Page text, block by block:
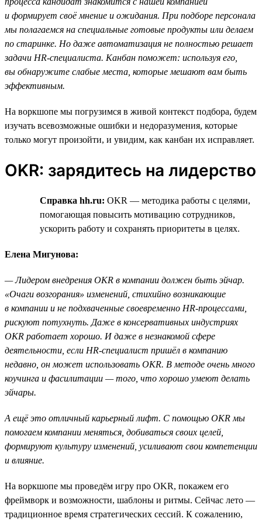
и формирует своё мнение и ожидания. При подборе персонала
мы полагаемся на специальные готовые продукты или делаем
по старинке. Но даже автоматизация не полностью решает
задачи HR-специалиста. Канбан поможет: используя его,
вы обнаружите слабые места, которые мешают вам быть
эффективным.
На воркшопе мы погрузимся в живой контекст подбора, будем
изучать всевозможные ошибки и недоразумения, которые
только могут произойти, и увидим, как канбан их исправляет.
OKR: зарядитесь на лидерство
Справка hh.ru: OKR — методика работы с целями,
помогающая повысить мотивацию сотрудников,
ускорить работу и сохранять приоритеты в целях.
Елена Мигунова:
— Лидером внедрения OKR в компании должен быть эйчар.
«Очаги возгорания» изменений, стихийно возникающие
в компании и не подхваченные своевременно HR-процессами,
рискуют потухнуть. Даже в консервативных индустриях
OKR работает хорошо. И даже в незнакомой сфере
деятельности, если HR-специалист пришёл в компанию
недавно, он может использовать ОKR. В методе очень много
коучинга и фасилитации — того, что хорошо умеют делать
эйчары.
А ещё это отличный карьерный лифт. С помощью OKR мы
помогаем компании меняться, добиваться своих целей,
формируют культуру изменений, усиливают свои компетенции
и влияние.
На воркшопе мы проведём игру про OKR, покажем его
фреймворк и возможности, шаблоны и ритмы. Сейчас лето —
традиционное время стратегических сессий. К сожалению,